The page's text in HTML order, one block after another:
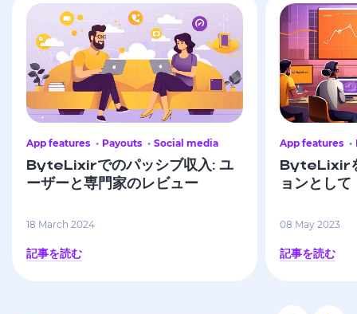
App features Payouts Social media
ByteLixirでのパッシブ収入: ユ
ーザーと専門家のレビュー
18 March 2024
記事を読む
App features
ByteLixir
ョンとして
08 May 2023
記事を読む